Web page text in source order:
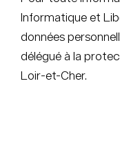
Informatique et
données
délégué à la
Loir-et-Cher.